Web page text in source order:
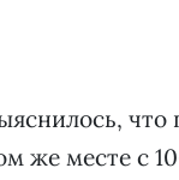
что
же месте с